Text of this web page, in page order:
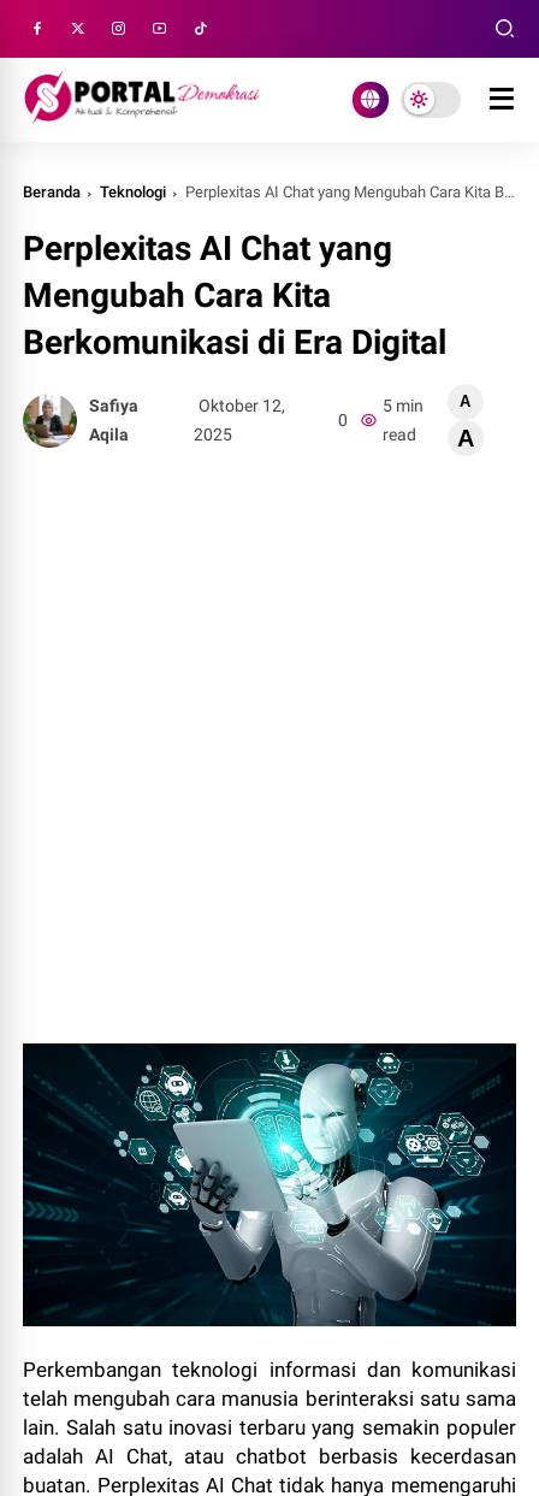
Beranda Teknologi Perplexitas AI Chat yang Mengubah Cara Kita Berkomunikasi di Era Digital
Perplexitas AI Chat yang
Mengubah Cara Kita
Berkomunikasi di Era Digital
Safiya
Aqila
Oktober 12,
2025
0
5 min
read
A
A
Perkembangan teknologi informasi dan komunikasi
telah mengubah cara manusia berinteraksi satu sama
lain. Salah satu inovasi terbaru yang semakin populer
adalah AI Chat, atau chatbot berbasis kecerdasan
buatan. Perplexitas AI Chat tidak hanya memengaruhi